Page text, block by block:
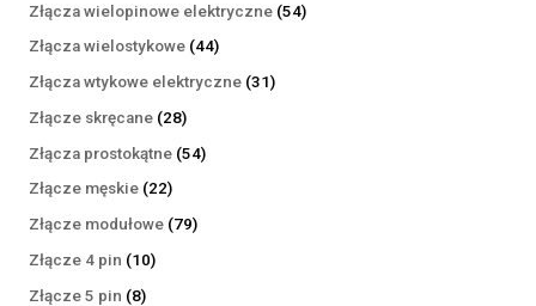
Złącza wielopinowe elektryczne 5454
Złącza wielostykowe 4444
produkty
Złącza wtykowe elektryczne 3131
Złącze skręcane 2828
produktów
Złącza prostokątne 5454
Złącze męskie 2222
produkty
Złącze modułowe 7979
Złącze 4 pin 1010
Złącze 5 pin 88